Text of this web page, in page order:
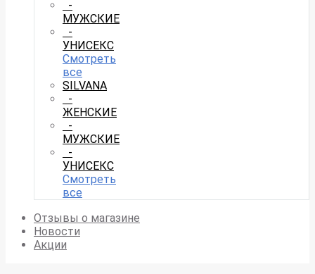
-
МУЖСКИЕ
-
УНИСЕКС
Смотреть
все
SILVANA
-
ЖЕНСКИЕ
-
МУЖСКИЕ
-
УНИСЕКС
Смотреть
все
Отзывы о магазине
Новости
Акции